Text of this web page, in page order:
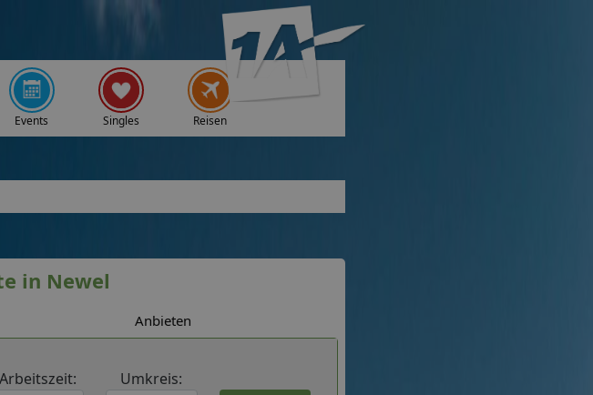
Events Singles Reisen
in Newel
Anbieten
Arbeitszeit: Umkreis: